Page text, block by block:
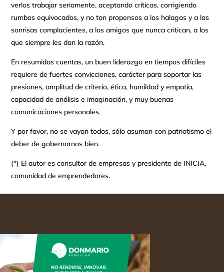
verlos trabajar seriamente, aceptando críticas, corrigiendo
rumbos equivocados, y no tan propensos a los halagos y a las
sonrisas complacientes, a los amigos que nunca critican, a los
que siempre les dan la razón.
En resumidas cuentas, un buen liderazgo en tiempos difíciles
requiere de fuertes convicciones, carácter para soportar las
presiones, amplitud de criterio, ética, humildad y empatía,
capacidad de análisis e imaginación, y muy buenas
comunicaciones personales.
Y por favor, no se vayan todos, sólo asuman con patriotismo el
deber de gobernarnos bien.
(*) El autor es consultor de empresas y presidente de INICIA,
comunidad de emprendedores.